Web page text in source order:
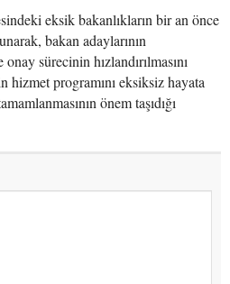
eksik bakanlıkların bir an önce
bakan adaylarının
sürecinin hızlandırılmasını
hizmet programını eksiksiz hayata
önem taşıdığı